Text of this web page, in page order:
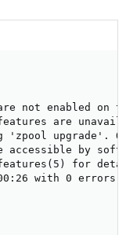
not enabled on
are
'zpool upgrade'.
accessible by
for
with 0 errors